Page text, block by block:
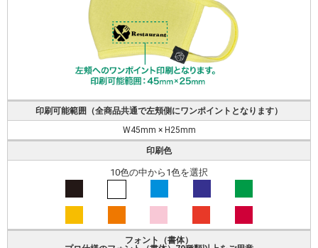
印刷可能範囲（全商品共通で左頬側にワンポイントとなります）
W45mm × H25mm
印刷色
10色の中から1色を選択
フォント（書体）